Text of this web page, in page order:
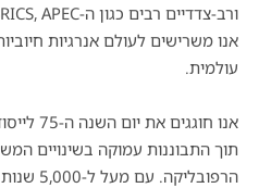
אנו משרישים לעולם אנרגיות
עולמית.
אנו
תוך התבוננות עמוקה בשינויים